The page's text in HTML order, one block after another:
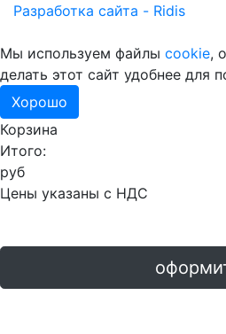
Разработка сайта - Ridis
Мы используем файлы cookie,
делать этот сайт удобнее для
Хорошо
Корзина
Итого:
руб
Цены указаны с НДС